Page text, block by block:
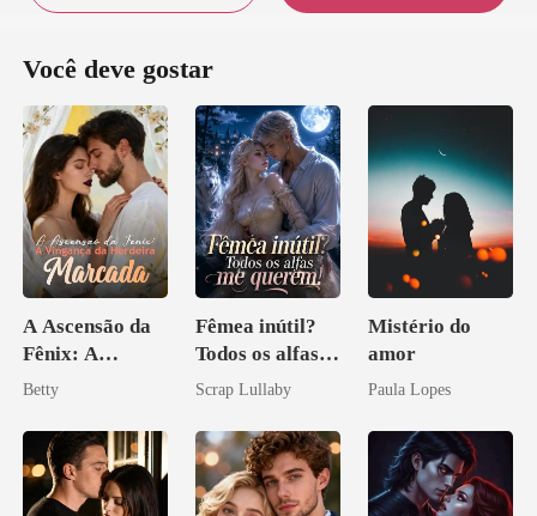
Você deve gostar
A Ascensão da
Fênix: A
Vingança da
Marcada
Betty
Fêmea inútil?
Todos os alfas
me querem!
Scrap Lullaby
Mistério do
amor
Paula Lopes